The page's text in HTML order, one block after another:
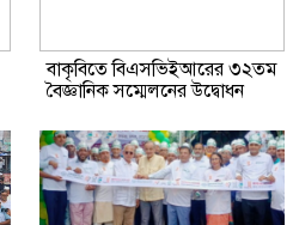
বাকৃবিতে বিএসভিইআরের ৩২তম
বৈজ্ঞানিক সম্মেলনের উদ্বোধন